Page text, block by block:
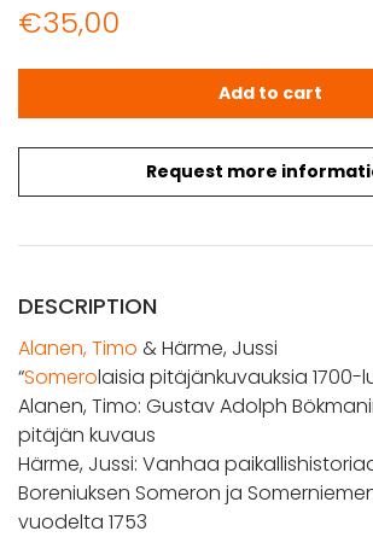
€35,00
Request more
Alanen, Timo & Härme, Jussi:
Add to cart
DESCRIPTION
Alanen, Timo & Härme, Jussi
“Somerolaisia pitäjänkuvauksia 1700-
Alanen, Timo: Gustav Adolph
pitäjän kuvaus
Härme, Jussi: Vanhaa
Boreniuksen Someron ja
vuodelta 1753